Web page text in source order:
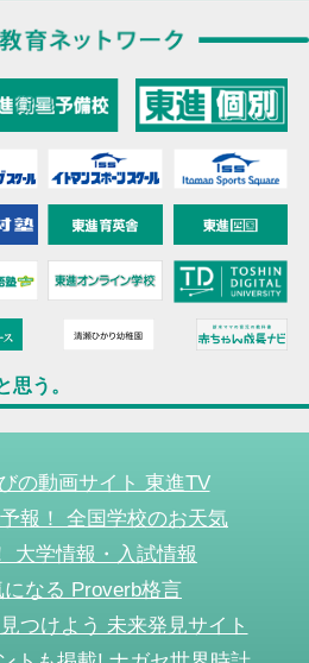
思う。
の動画サイト 東進TV
報！ 全国学校のお天気
大学情報・入試情報
になる Proverb格言
つけよう 未来発見サイト